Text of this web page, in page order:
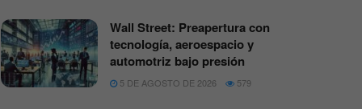
Wall Street: Preapertura con
tecnología, aeroespacio y
automotriz bajo presión
5 DE AGOSTO DE 2026 579